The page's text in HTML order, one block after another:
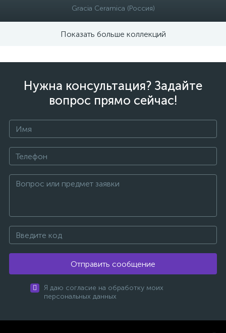
Gracia Ceramica (Россия)
Показать больше коллекций
Нужна консультация? Задайте
вопрос прямо сейчас!
Отправить сообщение
Я даю согласие на обработку моих
персональных данных